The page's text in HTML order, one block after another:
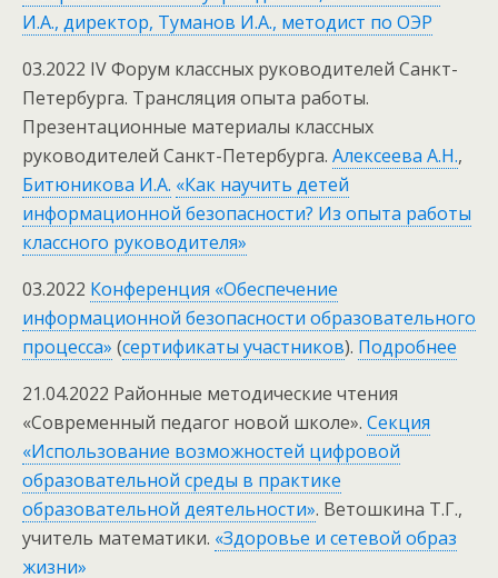
И.А., директор, Туманов И.А., методист по ОЭР
03.2022 IV Форум классных руководителей Санкт-
Петербурга. Трансляция опыта работы.
Презентационные материалы классных
руководителей Санкт-Петербурга. Алексеева А.Н.,
Битюникова И.А. «Как научить детей
информационной безопасности? Из опыта работы
классного руководителя»
03.2022 Конференция «Обеспечение
информационной безопасности образовательного
процесса» (сертификаты участников). Подробнее
21.04.2022 Районные методические чтения
«Современный педагог новой школе». Секция
«Использование возможностей цифровой
образовательной среды в практике
образовательной деятельности». Ветошкина Т.Г.,
учитель математики. «Здоровье и сетевой образ
жизни»